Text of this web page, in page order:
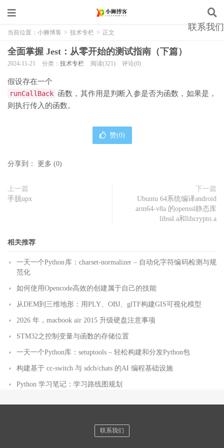
联系我们
当前位置： 小狮博客 > 技术专栏 > 正文
全面掌握 Jest：从零开始的测试指南（下篇）
2024-11-21 分类： 技术专栏 阅读(321) 评论(0)
假设存在一个
runCallBack 函数，其作用是判断入参是否为函数，如果是，
则执行传入的函数。
赞(0)
分享到： 更多 (0)
上一篇
手脱upx
下一篇
Ubuntu 64系统编译android
arm64-v8a 的openssl静态库
libssl.a和libcrypto.a
相关推荐
一天一个Python库：charset-normalizer – 自动化字符编码检测与规
范化
如何使用Opencode高效的创建属于自己的技能
从DEM到三维地形：用PLY、OBJ、glTF构建GIS可视化模型
2026 年，macbook air 2015 升级硬盘注意事项
STM32之控制变量与函数的存储位置
一天一个Python库：setuptools – 轻松构建和分发Python包
构建基于 cc-switch 与 sdcb/chats 的AI 编程基础设施
Python 学习笔记：学习路线图规划
联系我们